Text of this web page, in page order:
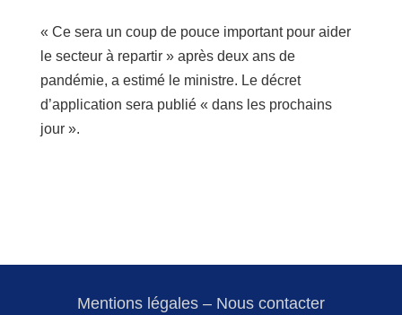
« Ce sera un coup de pouce important pour aider
le secteur à repartir » après deux ans de
pandémie, a estimé le ministre. Le décret
d’application sera publié « dans les prochains
jour ».
Mentions légales– Nous contacter